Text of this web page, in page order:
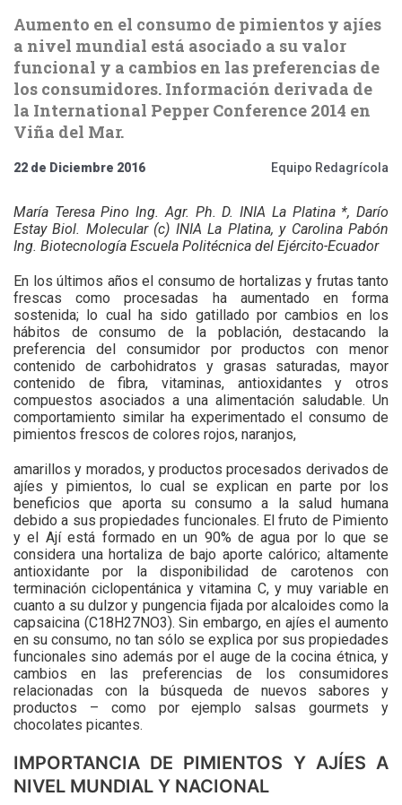
Aumento en el consumo de pimientos y ajíes
a nivel mundial está asociado a su valor
funcional y a cambios en las preferencias de
los consumidores. Información derivada de
la International Pepper Conference 2014 en
Viña del Mar.
22 de Diciembre 2016 Equipo Redagrícola
María Teresa Pino Ing. Agr. Ph. D. INIA La Platina *, Darío
Estay Biol. Molecular (c) INIA La Platina, y Carolina Pabón
Ing. Biotecnología Escuela Politécnica del Ejército-Ecuador
En los últimos años el consumo de hortalizas y frutas tanto
frescas como procesadas ha aumentado en forma
sostenida; lo cual ha sido gatillado por cambios en los
hábitos de consumo de la población, destacando la
preferencia del consumidor por productos con menor
contenido de carbohidratos y grasas saturadas, mayor
contenido de fibra, vitaminas, antioxidantes y otros
compuestos asociados a una alimentación saludable. Un
comportamiento similar ha experimentado el consumo de
pimientos frescos de colores rojos, naranjos,
amarillos y morados, y productos procesados derivados de
ajíes y pimientos, lo cual se explican en parte por los
beneficios que aporta su consumo a la salud humana
debido a sus propiedades funcionales. El fruto de Pimiento
y el Ají está formado en un 90% de agua por lo que se
considera una hortaliza de bajo aporte calórico; altamente
antioxidante por la disponibilidad de carotenos con
terminación ciclopentánica y vitamina C, y muy variable en
cuanto a su dulzor y pungencia fijada por alcaloides como la
capsaicina (C18H27NO3). Sin embargo, en ajíes el aumento
en su consumo, no tan sólo se explica por sus propiedades
funcionales sino además por el auge de la cocina étnica, y
cambios en las preferencias de los consumidores
relacionadas con la búsqueda de nuevos sabores y
productos – como por ejemplo salsas gourmets y
chocolates picantes.
IMPORTANCIA DE PIMIENTOS Y AJÍES A
NIVEL MUNDIAL Y NACIONAL